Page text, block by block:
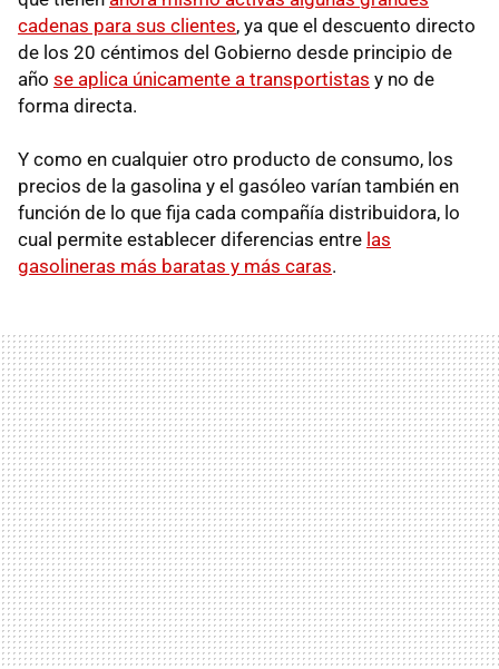
cadenas para sus clientes, ya que el descuento directo
de los 20 céntimos del Gobierno desde principio de
año se aplica únicamente a transportistas y no de
forma directa.
Y como en cualquier otro producto de consumo, los
precios de la gasolina y el gasóleo varían también en
función de lo que fija cada compañía distribuidora, lo
cual permite establecer diferencias entre las
gasolineras más baratas y más caras.